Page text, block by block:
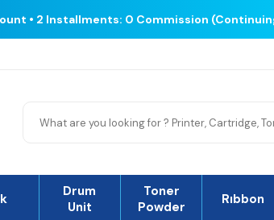
• 2 Installments: 0 Commission
Drum
Unit
Toner
Powder
Rıbbon